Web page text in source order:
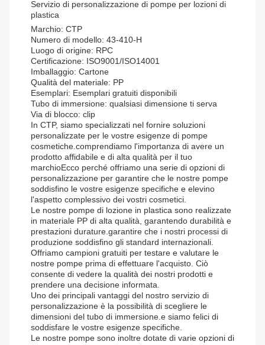
Servizio di personalizzazione di pompe per lozioni di
plastica
Marchio: CTP
Numero di modello: 43-410-H
Luogo di origine: RPC
Certificazione: ISO9001/ISO14001
Imballaggio: Cartone
Qualità del materiale: PP
Esemplari: Esemplari gratuiti disponibili
Tubo di immersione: qualsiasi dimensione ti serva
Via di blocco: clip
In CTP, siamo specializzati nel fornire soluzioni
personalizzate per le vostre esigenze di pompe
cosmetiche.comprendiamo l'importanza di avere un
prodotto affidabile e di alta qualità per il tuo
marchioEcco perché offriamo una serie di opzioni di
personalizzazione per garantire che le nostre pompe
soddisfino le vostre esigenze specifiche e elevino
l'aspetto complessivo dei vostri cosmetici.
Le nostre pompe di lozione in plastica sono realizzate
in materiale PP di alta qualità, garantendo durabilità e
prestazioni durature.garantire che i nostri processi di
produzione soddisfino gli standard internazionali.
Offriamo campioni gratuiti per testare e valutare le
nostre pompe prima di effettuare l'acquisto. Ciò
consente di vedere la qualità dei nostri prodotti e
prendere una decisione informata.
Uno dei principali vantaggi del nostro servizio di
personalizzazione è la possibilità di scegliere le
dimensioni del tubo di immersione.e siamo felici di
soddisfare le vostre esigenze specifiche.
Le nostre pompe sono inoltre dotate di varie opzioni di